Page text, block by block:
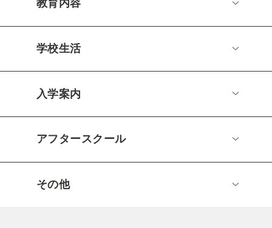
教育内容
学校生活
入学案内
アフタースクール
その他